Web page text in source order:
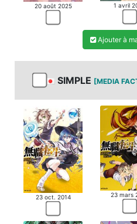
20 août 2025 1 avril
Ajouter à
SIMPLE [MEDIA
23 oct. 2014 23 mars